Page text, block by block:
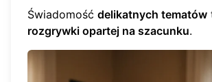
Świadomość delikatnych tematów
rozgrywki opartej na szacunku.